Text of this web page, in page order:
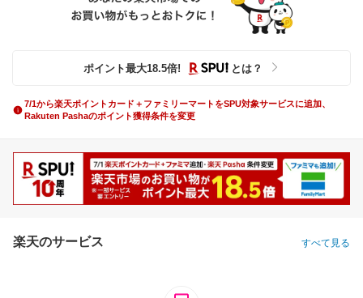
ポイント最大18.5倍! とは？
7/1から楽天ポイントカード＋ファミリーマートをSPU対象サービスに追加、
Rakuten Pashaのポイント獲得条件を変更
楽天のサービス すべて見る